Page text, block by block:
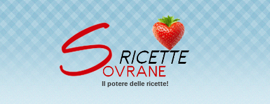
Il potere delle ricette!